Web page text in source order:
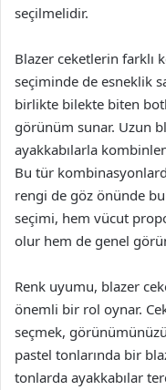
seçilmelidir.
Blazer ceketlerin farklı
seçiminde de esneklik
birlikte bilekte biten
görünüm sunar. Uzun
ayakkabılarla
Bu tür
rengi de göz önünde
seçimi, hem vücut
olur hem de genel
Renk uyumu, blazer
önemli bir rol oynar.
seçmek,
pastel tonlarında bir
tonlarda ayakkabılar